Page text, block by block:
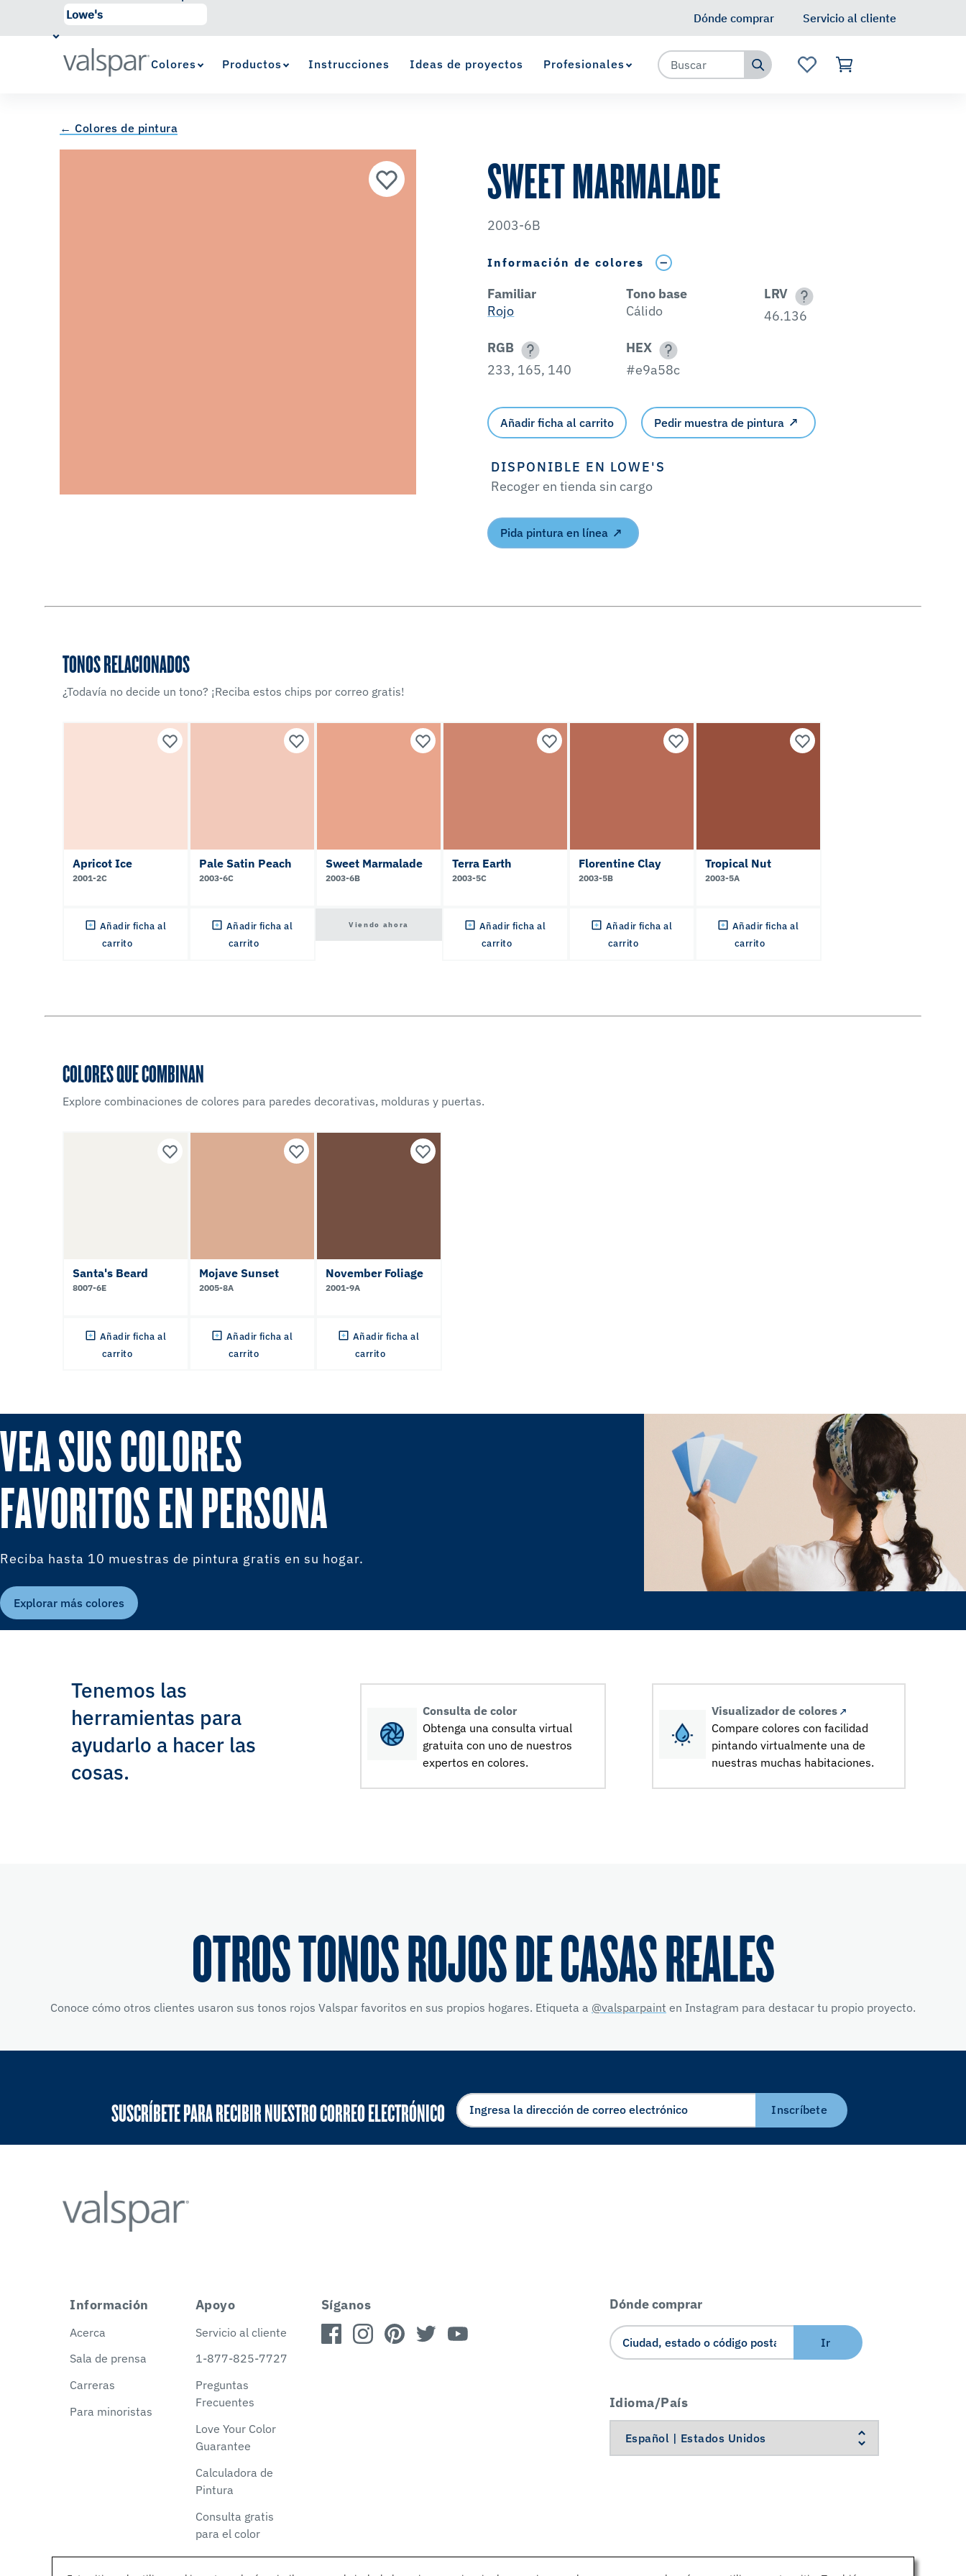
Dónde comprar
Servicio al cliente
Colores Productos Instrucciones Ideas de proyectos Profesionales
← Colores de pintura
SWEET MARMALADE
2003-6B
Información de colores
Familiar
Rojo
Tono base
Cálido
LRV
46.136
RGB
233, 165, 140
HEX
#e9a58c
Añadir ficha al carrito Pedir muestra de pintura
DISPONIBLE EN LOWE'S
Recoger en tienda sin cargo
Pida pintura en línea
TONOS RELACIONADOS
¿Todavía no decide un tono? ¡Reciba estos chips por correo gratis!
Apricot Ice
2001-2C
Añadir ficha al
carrito
Pale Satin Peach
2003-6C
Añadir ficha al
carrito
Sweet Marmalade
2003-6B
Viendo ahora
Terra Earth
2003-5C
Añadir ficha al
carrito
Florentine Clay
2003-5B
Añadir ficha al
carrito
Tropical Nut
2003-5A
Añadir ficha al
carrito
COLORES QUE COMBINAN
Explore combinaciones de colores para paredes decorativas, molduras y puertas.
Santa's Beard
8007-6E
Añadir ficha al
carrito
Mojave Sunset
2005-8A
Añadir ficha al
carrito
November Foliage
2001-9A
Añadir ficha al
carrito
VEA SUS COLORES
FAVORITOS EN PERSONA
Reciba hasta 10 muestras de pintura gratis en su hogar.
Explorar más colores
Tenemos las
herramientas para
ayudarlo a hacer las
cosas.
Consulta de color
Obtenga una consulta virtual
gratuita con uno de nuestros
expertos en colores.
Visualizador de colores
Compare colores con facilidad
pintando virtualmente una de
nuestras muchas habitaciones.
OTROS TONOS ROJOS DE CASAS REALES
Conoce cómo otros clientes usaron sus tonos rojos Valspar favoritos en sus propios hogares. Etiqueta a @valsparpaint en Instagram para destacar tu propio proyecto.
SUSCRÍBETE PARA RECIBIR NUESTRO CORREO ELECTRÓNICO Inscríbete
Información
Acerca
Sala de prensa
Carreras
Para minoristas
Apoyo
Servicio al cliente
1-877-825-7727
Preguntas
Frecuentes
Love Your Color
Guarantee
Calculadora de
Pintura
Consulta gratis
para el color
Síganos Dónde comprar
Ir
Idioma/País